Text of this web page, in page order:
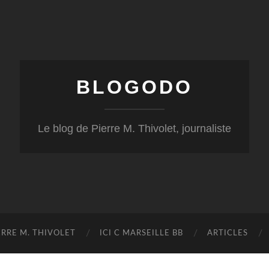
BLOGODO
Le blog de Pierre M. Thivolet, journaliste
M. THIVOLET ICI C MARSEILLE BB ARTICLES